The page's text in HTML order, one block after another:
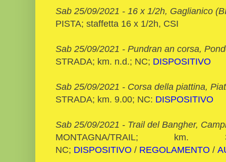
Sab 25/09/2021 - 16 x 1/2h, Gaglianico
PISTA; staffetta 16 x 1/2h, CSI
Sab 25/09/2021 - Pundran an corsa,
STRADA; km. n.d.; NC; DISPOSITIVO
Sab 25/09/2021 - Corsa della piattina,
STRADA; km. 9.00; NC: DISPOSITIVO
Sab 25/09/2021 - Trail del Bangher,
MONTAGNA/TRAIL;
NC; DISPOSITIVO / REGOLAMENTO /